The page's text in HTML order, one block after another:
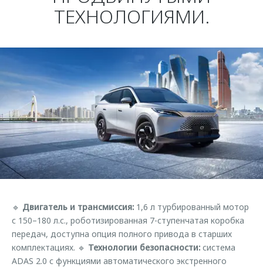
Страхование
Кредитный калькулятор
Одежда и сувениры
Оригинальные аксессуары
Запчасти
Трейд-ин
Калькулятор трейд-ин
Клиентская поддержка
Приложение O&J
Аксессуары
Одежда и сувениры
Оригинальные аксессуары
Запчасти
Обратная связьТЕХНОЛОГИЯМИ.
🔹 Двигатель и трансмиссия: 1,6 л турбированный мотор
с 150–180 л.с., роботизированная 7-ступенчатая коробка
передач, доступна опция полного привода в старших
комплектациях. 🔹 Технологии безопасности: система
ADAS 2.0 с функциями автоматического экстренного